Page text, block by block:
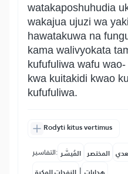
watakaposhuhudia
wakajua ujuzi wa
hawatakuwa na
kama walivyokata
kufufuliwa wafu
kwa kuitakidi kwao
kufufuliwa.
Rodyti kitus vertimus
التفاسير: المُيسَّر المختصر